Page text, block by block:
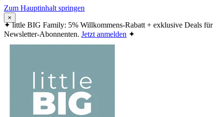
Zum Hauptinhalt springen
✦little BIG Family: 5% Willkommens-Rabatt + exklusive Deals für
Newsletter-Abonnenten. Jetzt anmelden ✦
×